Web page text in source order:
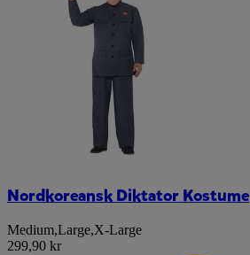
Nordkoreansk Diktator Kostume
Medium,Large,X-Large
299,90 kr